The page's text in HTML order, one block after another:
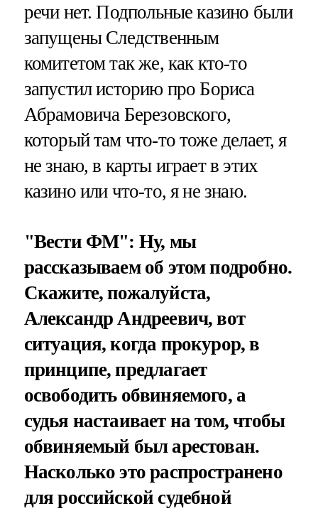
речи нет. Подпольные казино были
запущены Следственным
комитетом так же, как кто-то
запустил историю про Бориса
Абрамовича Березовского,
который там что-то тоже делает, я
не знаю, в карты играет в этих
казино или что-то, я не знаю.
"Вести ФМ": Ну, мы
рассказываем об этом подробно.
Скажите, пожалуйста,
Александр Андреевич, вот
ситуация, когда прокурор, в
принципе, предлагает
освободить обвиняемого, а
судья настаивает на том, чтобы
обвиняемый был арестован.
Насколько это распространено
для российской судебной